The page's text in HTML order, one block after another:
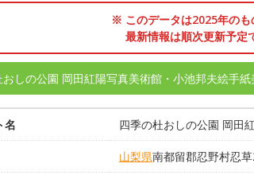
※ このデータは2025年のも
最新情報は順次更新予定
おしの公園 岡田紅陽写真美術館・小池邦夫絵手
名 四季の杜おしの公園 岡田
山梨県南都留郡忍野村忍